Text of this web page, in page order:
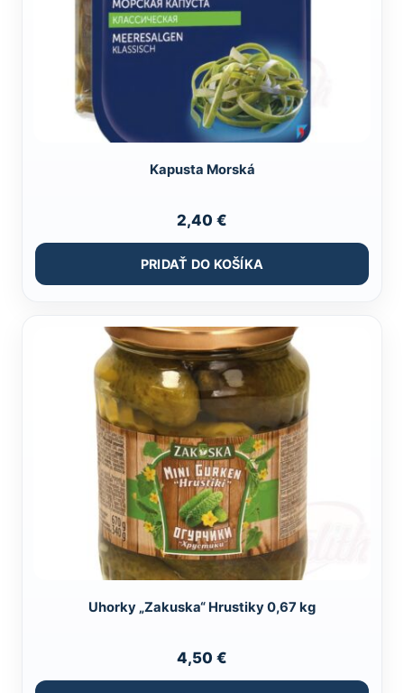
Kapusta Morská
2,40 €
PRIDAŤ DO KOŠÍKA
Uhorky „Zakuska“ Hrustiky 0,67 kg
4,50 €